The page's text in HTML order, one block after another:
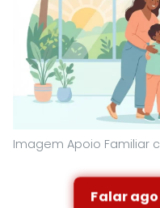
Imagem Apoio Familiar
Falar